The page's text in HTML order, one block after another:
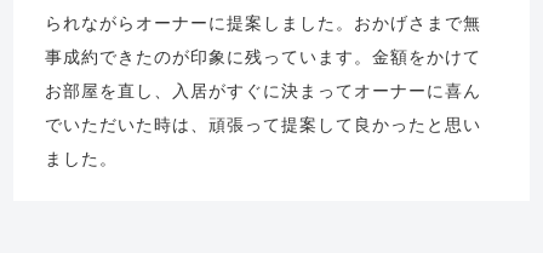
られながらオーナーに提案しました。おかげさまで無
事成約できたのが印象に残っています。金額をかけて
お部屋を直し、入居がすぐに決まってオーナーに喜ん
でいただいた時は、頑張って提案して良かったと思い
ました。